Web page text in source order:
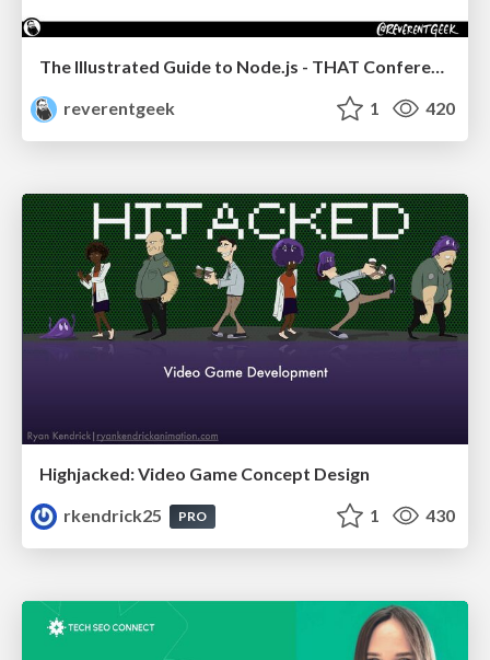
The Illustrated Guide to Node.js - THAT Conference 2024
reverentgeek
1 420
Highjacked: Video Game Concept Design
rkendrick25
PRO 1 430